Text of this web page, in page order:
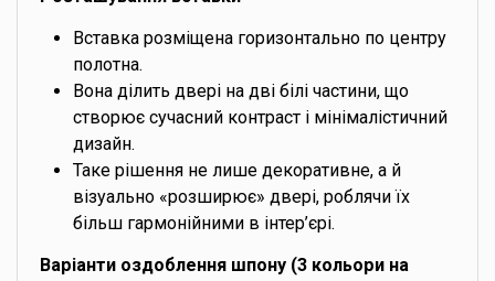
Вставка розміщена горизонтально по центру
полотна.
Вона ділить двері на дві білі частини, що
створює сучасний контраст і мінімалістичний
дизайн.
Таке рішення не лише декоративне, а й
візуально «розширює» двері, роблячи їх
більш гармонійними в інтер’єрі.
Варіанти оздоблення шпону (3 кольори на